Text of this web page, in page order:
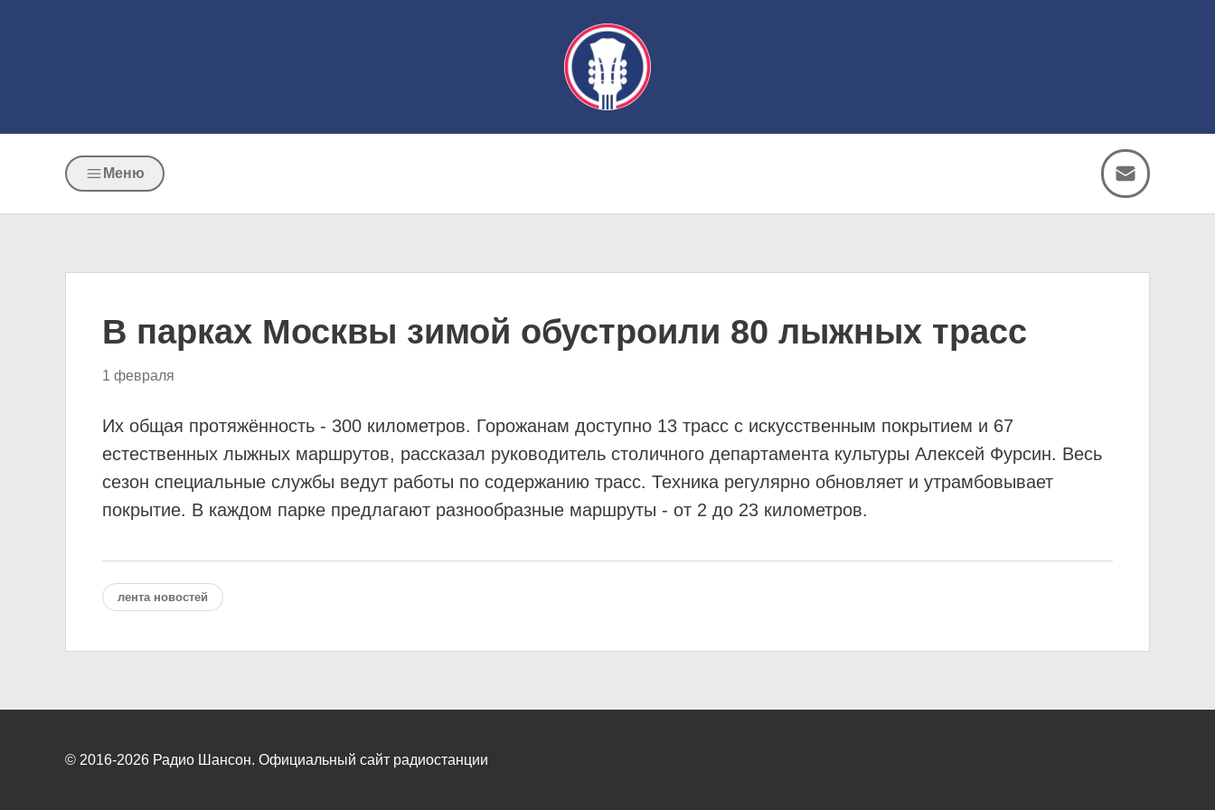
Меню
В парках Москвы зимой обустроили 80 лыжных трасс
1 февраля
Их общая протяжённость - 300 километров. Горожанам доступно 13 трасс с искусственным покрытием и 67
естественных лыжных маршрутов, рассказал руководитель столичного департамента культуры Алексей Фурсин. Весь
сезон специальные службы ведут работы по содержанию трасс. Техника регулярно обновляет и утрамбовывает
покрытие. В каждом парке предлагают разнообразные маршруты - от 2 до 23 километров.
лента новостей
© 2016-2026 Радио Шансон. Официальный сайт радиостанции